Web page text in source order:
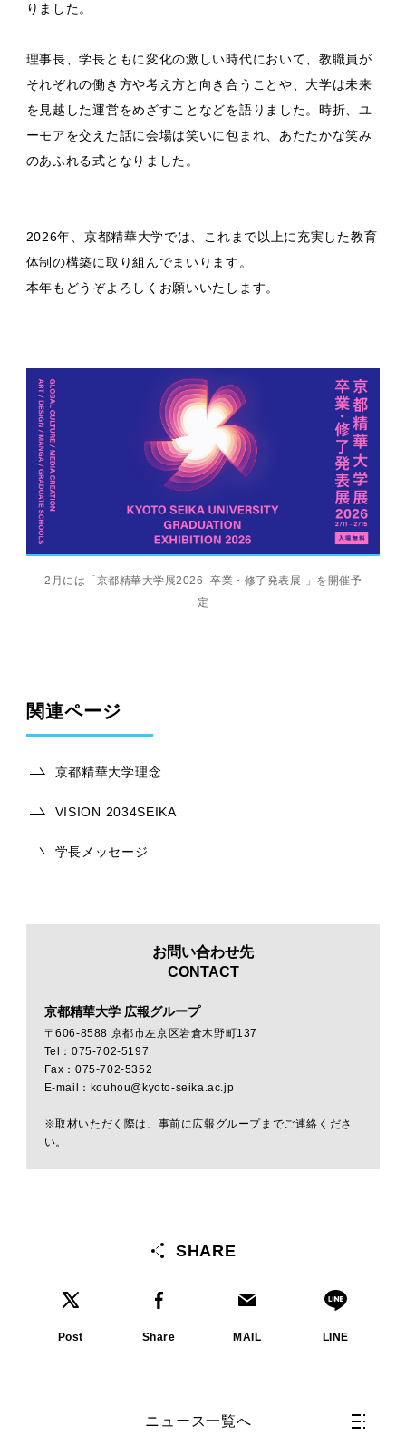
りました。
理事長、学長ともに変化の激しい時代において、教職員が
それぞれの働き方や考え方と向き合うことや、大学は未来
を見越した運営をめざすことなどを語りました。時折、ユ
ーモアを交えた話に会場は笑いに包まれ、あたたかな笑み
のあふれる式となりました。
2026年、京都精華大学では、これまで以上に充実した教育
体制の構築に取り組んでまいります。
本年もどうぞよろしくお願いいたします。
2月には「京都精華大学展2026 -卒業・修了発表展-」を開催予
定
関連ページ
京都精華大学理念
VISION 2034SEIKA
学長メッセージ
お問い合わせ先
CONTACT
京都精華大学 広報グループ
〒606-8588 京都市左京区岩倉木野町137
Tel：075-702-5197
Fax：075-702-5352
E-mail：kouhou@kyoto-seika.ac.jp
※取材いただく際は、事前に広報グループまでご連絡くださ
い。
SHARE
Post Share MAIL LINE
ニュース一覧へ